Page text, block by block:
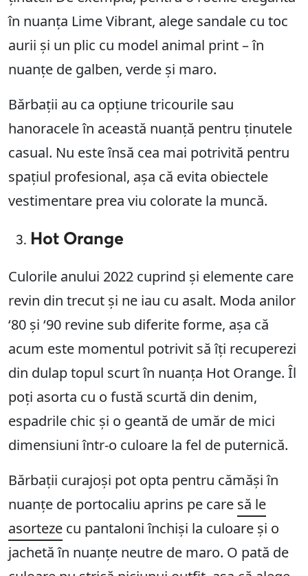
în nuanța Lime Vibrant, alege sandale cu toc
aurii și un plic cu model animal print – în
nuanțe de galben, verde și maro.
Bărbații au ca opțiune tricourile sau
hanoracele în această nuanță pentru ținutele
casual. Nu este însă cea mai potrivită pentru
spațiul profesional, așa că evita obiectele
vestimentare prea viu colorate la muncă.
Hot Orange
Culorile anului 2022 cuprind și elemente care
revin din trecut și ne iau cu asalt. Moda anilor
‘80 și ‘90 revine sub diferite forme, așa că
acum este momentul potrivit să îți recuperezi
din dulap topul scurt în nuanța Hot Orange. Îl
poți asorta cu o fustă scurtă din denim,
espadrile chic și o geantă de umăr de mici
dimensiuni într-o culoare la fel de puternică.
Bărbații curajoși pot opta pentru cămăși în
nuanțe de portocaliu aprins pe care să le
asorteze cu pantaloni închiși la culoare și o
jachetă în nuanțe neutre de maro. O pată de